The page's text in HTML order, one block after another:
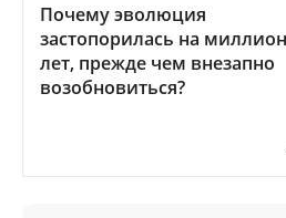
Почему эволюция
застопорилась на
лет, прежде чем внезапно
возобновиться?